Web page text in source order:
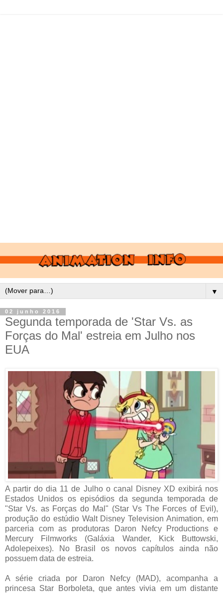
▼
02 junho 2016
Segunda temporada de 'Star Vs. as
Forças do Mal' estreia em Julho nos
EUA
A partir do dia 11 de Julho o canal Disney XD exibirá nos
Estados Unidos os episódios da segunda temporada de
"Star Vs. as Forças do Mal" (Star Vs The Forces of Evil),
produção do estúdio Walt Disney Television Animation, em
parceria com as produtoras Daron Nefcy Productions e
Mercury Filmworks (Galáxia Wander, Kick Buttowski,
Adolepeixes). No Brasil os novos capítulos ainda não
possuem data de estreia.
A série criada por Daron Nefcy (MAD), acompanha a
princesa Star Borboleta, que antes vivia em um distante